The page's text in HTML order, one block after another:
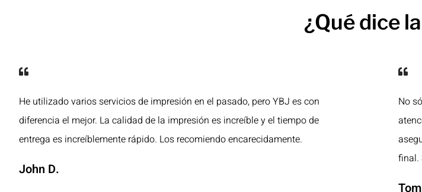
¿Qué dice
He utilizado varios servicios de impresión en el pasado, pero YBJ es con
diferencia el mejor. La calidad de la impresión es increíble y el tiempo de
entrega es increíblemente rápido. Los recomiendo encarecidamente.
John D.
No
final.